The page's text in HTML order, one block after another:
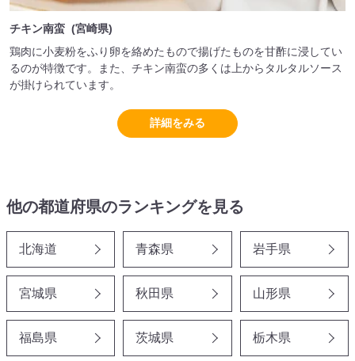
チキン南蛮 (宮崎県)
鶏肉に小麦粉をふり卵を絡めたもので揚げたものを甘酢に浸してい
るのが特徴です。また、チキン南蛮の多くは上からタルタルソース
が掛けられています。
詳細をみる
他の都道府県のランキングを見る
北海道 青森県 岩手県
宮城県 秋田県 山形県
福島県 茨城県 栃木県